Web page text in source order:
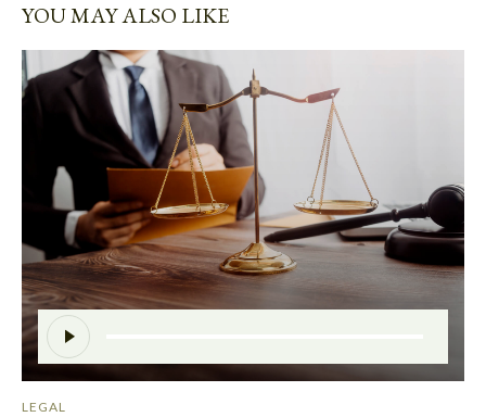
YOU MAY ALSO LIKE
Audio
Player
LEGAL